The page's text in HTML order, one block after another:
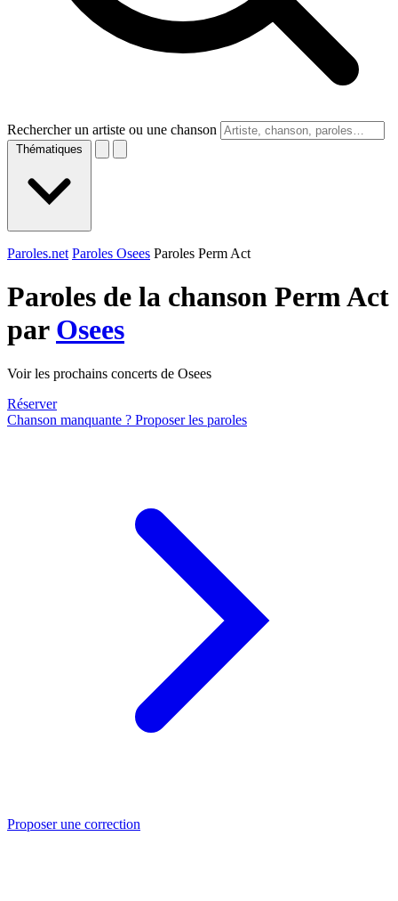
Rechercher un artiste ou une chanson
Thématiques
Paroles.net Paroles Osees Paroles Perm Act
Paroles de la chanson Perm Act
par Osees
Voir les prochains concerts de Osees
Réserver
Chanson manquante ? Proposer les paroles
Proposer une correction